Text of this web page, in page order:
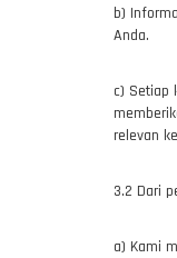
b)
Anda.
c) Setiap
relevan
3.2 Dari
a) Kami